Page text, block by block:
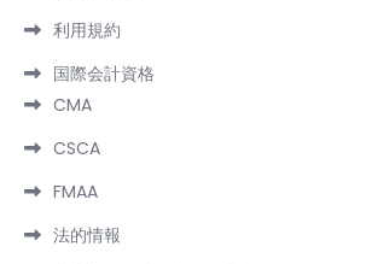
利用規約
国際会計資格
CMA
CSCA
FMAA
法的情報